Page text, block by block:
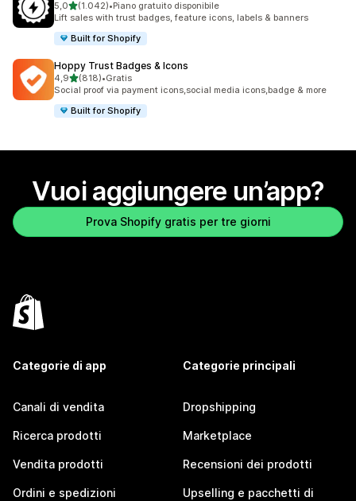
5,0stelle su 5
(1.042)
1042 recensioni totali
•Piano gratuito disponibile
Lift sales with trust badges, feature icons, labels & banners
Built for Shopify
Hoppy Trust Badges & Icons
4,9stelle su 5
(818)
818 recensioni totali
•Gratis
Social proof via payment icons,social media icons,badge & more
Built for Shopify
Vuoi aggiungere un’app?
Prova Shopify gratis per tre giorni
Categorie di app
Canali di vendita
Ricerca prodotti
Vendita prodotti
Ordini e spedizioni
Categorie principali
Dropshipping
Marketplace
Recensioni dei prodotti
Upselling e pacchetti di